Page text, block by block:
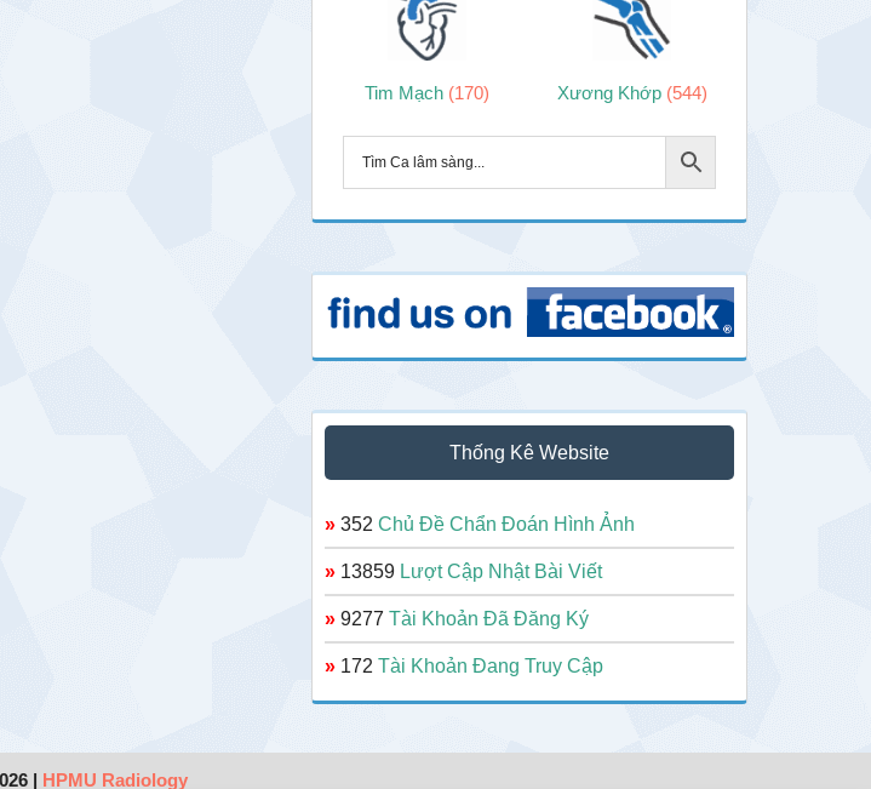
Tim Mạch (170) Xương Khớp (544)
Thống Kê Website
» 352 Chủ Đề Chẩn Đoán Hình Ảnh
» 13859 Lượt Cập Nhật Bài Viết
» 9277 Tài Khoản Đã Đăng Ký
» 172 Tài Khoản Đang Truy Cập
| HPMU Radiology